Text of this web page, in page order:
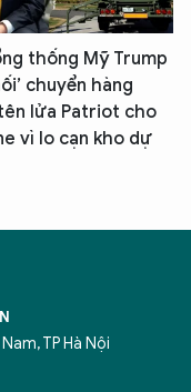
thống Mỹ Trump
chuyển hàng
lửa Patriot cho
vì lo cạn kho dự
TP Hà Nội